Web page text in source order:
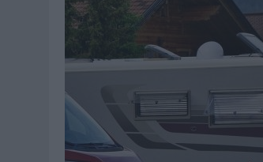
06/08/2026
LA IA ESTÁ SUBIENDO EL LISTÓN
BEON WORLDWIDE LANZA RAÍZ
05/08/2026
FABRA COMUNICACIÓN
LOPESAN HOTELS & RESORTS
05/08/2026
LUIS ARQUILLOS (BURGO DE
MONEDA”